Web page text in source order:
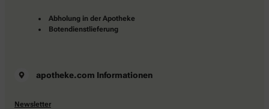
Abholung in der Apotheke
Botendienstlieferung
apotheke.com Informationen
Newsletter